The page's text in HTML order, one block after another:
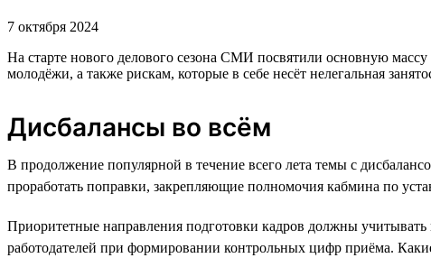
7 октября 2024
На старте нового делового сезона СМИ посвятили основную
молодёжи, а также рискам, которые в себе несёт нелегальная
Дисбалансы во всём
В продолжение популярной в течение всего лета темы с
проработать поправки, закрепляющие полномочия кабмина по
Приоритетные направления подготовки кадров должны учитывать
работодателей при формировании контрольных цифр приёма.